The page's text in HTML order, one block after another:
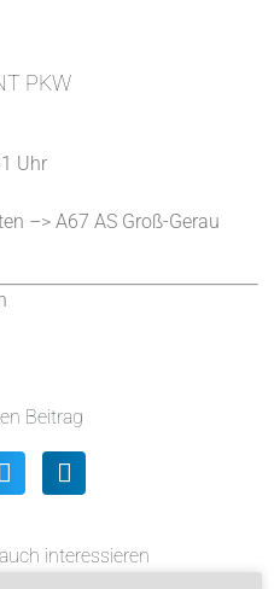
PKW
Uhr
–> A67 AS Groß-Gerau
Beitrag
interessieren